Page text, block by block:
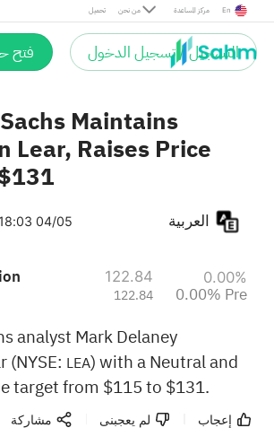
تحميل من نحن مركز المساعدة En
التسجيل / تسجيل الدخول فتح
Maintains
Lear, Raises Price
18:03 04/05
122.84
122.84
0.00%
0.00% Pre
analyst Mark Delaney
(NYSE: LEA) with a Neutral and
target from $115 to $131.
إعجاب لم يعجبنى مشاركة